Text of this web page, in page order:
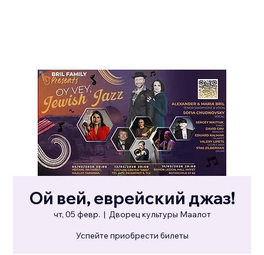
Ой вей, еврейский джаз!
чт, 05 февр.
  |
Дворец культуры Маалот
Успейте приобрести билеты